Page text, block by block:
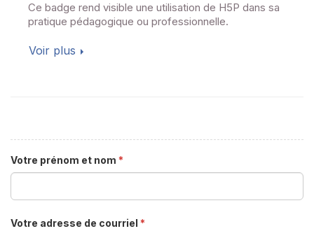
Ce badge rend visible une utilisation de H5P dans sa
pratique pédagogique ou professionnelle.
Voir plus
Votre prénom et nom *
Votre adresse de courriel *